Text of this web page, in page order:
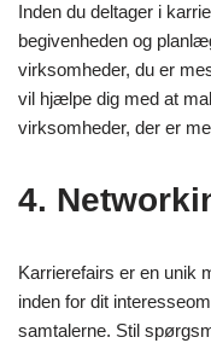
Inden du deltager i
begivenheden og
virksomheder, du er
vil hjælpe dig med at
virksomheder, der er
4.
Karrierefairs er en unik
inden for dit
samtalerne. Stil